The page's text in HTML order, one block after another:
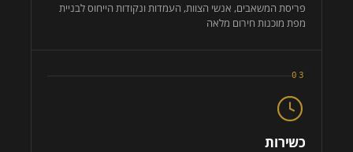
פריסת המשאבים, אנשי הצוות, העמדות ונקודות הייחוס לבניית
מפת מוכנות חירום מלאה
03
כשירות